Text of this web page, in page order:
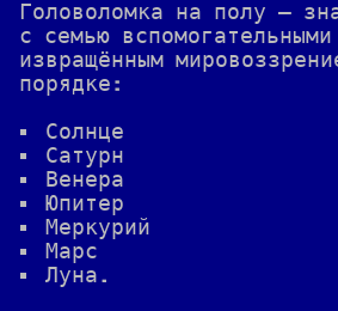
Головоломка на полу —
с семью
извращённым
порядке:
Солнце
Сатурн
Венера
Юпитер
Меркурий
Марс
Луна.